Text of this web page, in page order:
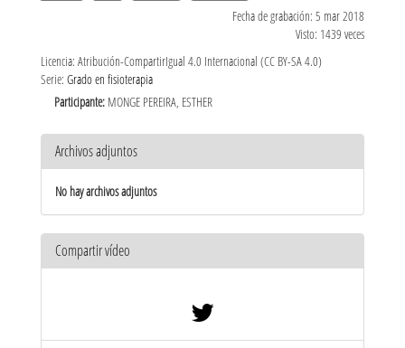
Fecha de grabación: 5 mar 2018
Visto: 1439 veces
Licencia: Atribución-CompartirIgual 4.0 Internacional (CC BY-SA 4.0)
Serie: Grado en fisioterapia
Participante: MONGE PEREIRA, ESTHER
Archivos adjuntos
No hay archivos adjuntos
Compartir vídeo